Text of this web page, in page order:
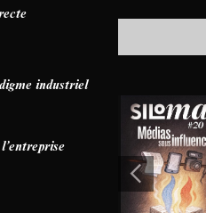
industriel